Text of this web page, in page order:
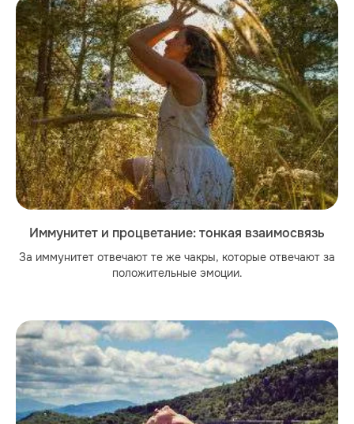
Иммунитет и процветание: тонкая взаимосвязь
За иммунитет отвечают те же чакры, которые отвечают за
положительные эмоции.